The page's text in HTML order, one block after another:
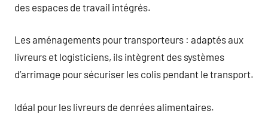
des espaces de travail intégrés.
Les aménagements pour transporteurs : adaptés aux
livreurs et logisticiens, ils intègrent des systèmes
d’arrimage pour sécuriser les colis pendant le transport.
Idéal pour les livreurs de denrées alimentaires.